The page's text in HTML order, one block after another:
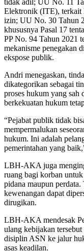
Elektronik (ITE), terkait
izin; UU No. 30 Tahun
khususnya Pasal 17
PP No. 94 Tahun 2021
mekanisme penegakan
ekspose publik.
Andri menegaskan,
dikategorikan sebagai
proses hukum yang sah
berkekuatan hukum
“Pejabat publik tidak
mempermalukan
hukum. Ini adalah
pemerintahan yang
LBH-AKA juga
ruang bagi korban
pidana maupun
kewenangan dapat
dirugikan.
LBH-AKA mendesak
ulang kebijakan
disiplin ASN ke jalur
asas keadilan.